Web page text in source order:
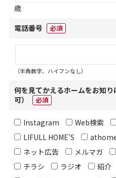
歳
電話番号
必須
（半角数字、ハイフンなし）
何を見てかえるホームをお知
可）
必須
Instagram Web検索
LIFULL HOME'S
ネット広告
メルマガ
チラシ
ラジオ 紹介